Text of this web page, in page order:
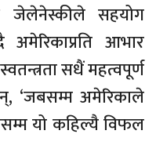
जेलेनेस्कीले सहयोग
अमेरिकाप्रति आभार
सधैं महत्वपूर्ण
‘जबसम्म अमेरिकाले
यो कहिल्यै विफल